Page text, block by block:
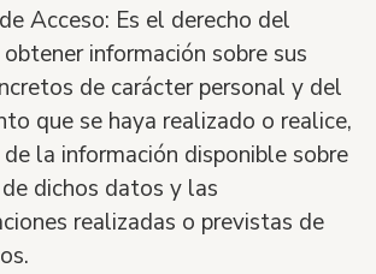
Acceso: Es el derecho del
información sobre sus
de carácter personal y del
que se haya realizado o realice,
la información disponible sobre
dichos datos y las
realizadas o previstas de